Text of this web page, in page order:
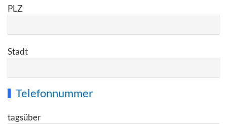
PLZ
Stadt
Telefonnummer
tagsüber